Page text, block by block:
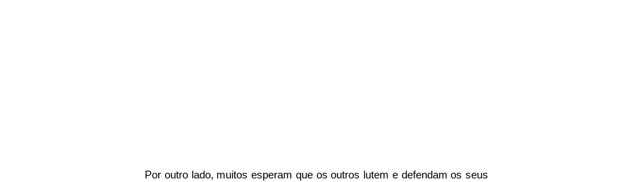
Por outro lado, muitos esperam que os outros lutem e defendam os seus